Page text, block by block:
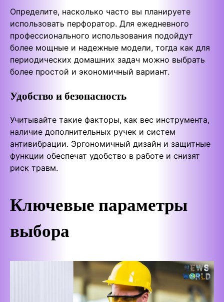
Определите, насколько часто вы планируете
использовать перфоратор. Для ежедневного
профессионального использования подойдут
более мощные и надежные модели, тогда как для
периодических домашних задач можно выбрать
более простой и экономичный вариант.
Удобство и безопасность
Учитывайте такие факторы, как вес инструмента,
наличие дополнительных ручек и систем
антивибрации. Эргономичный дизайн и защитные
функции обеспечат удобство в работе и снизят
риск травм.
Ключевые параметры
выбора